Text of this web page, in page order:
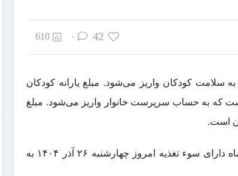
42 ۰ 610
سلامت کودکان واریز می‌شود. مبلغ یارانه کودکان
اول تا پنجم ۱ میلیون و ۳۰۰ هزار تومان است که به حساب سرپرست خانوار واریز می‌شود. مبلغ
بنا بر اعلام وزارت تعاون، کار و رفاه اجتماعی یارانه کودکان ۵ تا ۵۹ ماه دارای سوء تغذیه امروز چهارشنبه ۲۶ آذر ۱۴۰۴ به